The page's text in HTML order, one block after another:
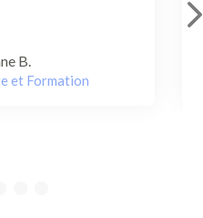
B.
et Formation